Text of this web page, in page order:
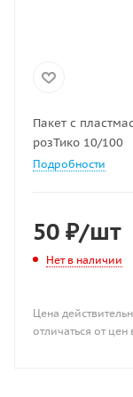
Пакет с
розТико 10/100
Подробности
50 ₽/шт
Нет в наличии
Цена
отличаться от